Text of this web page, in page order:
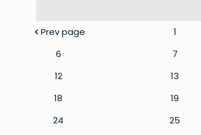
Prev page 1
6
7
12
13
18
19
24
25